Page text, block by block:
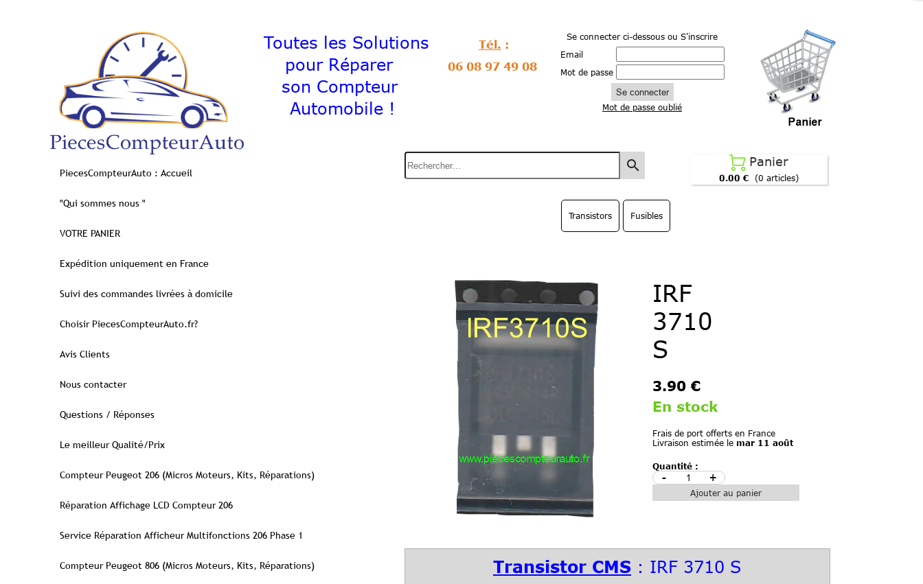
Toutes les Solutions Tél. :
pour Réparer 06 08 97 49 08
son Compteur
Automobile !
PiecesCompteurAuto : Accueil
"Qui sommes nous "
VOTRE PANIER
Expédition uniquement en France
Suivi des commandes livrées à domicile
Choisir PiecesCompteurAuto.fr?
Avis Clients
Nous contacter
Questions / Réponses
Le meilleur Qualité/Prix
Compteur Peugeot 206 (Micros Moteurs, Kits, Réparations)
Réparation Affichage LCD Compteur 206
Service Réparation Afficheur Multifonctions 206 Phase 1
Compteur Peugeot 806 (Micros Moteurs, Kits, Réparations)
Se connecter ci-dessous ou S'inscrire
Email
Mot de passe
Se connecter
Mot de passe oublié
search  Panier
0.00 € (0 articles)
Transistors Fusibles
IRF
3710
S
3.90 €
En stock
Frais de port offerts en France
Livraison estimée le mar 11 août
Quantité :
- +
Ajouter au panier
Transistor CMS : IRF 3710 S